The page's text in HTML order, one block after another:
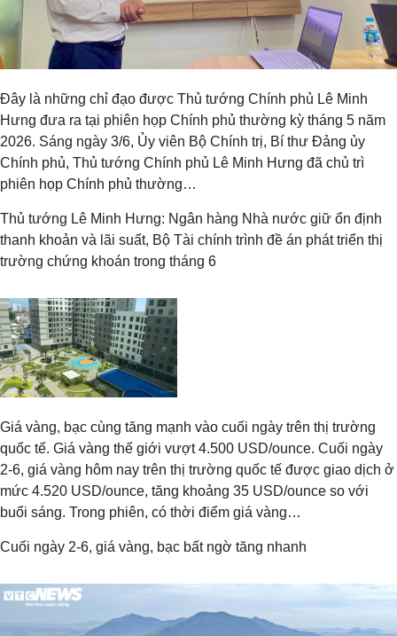
Đây là những chỉ đạo được Thủ tướng Chính phủ Lê Minh
Hưng đưa ra tại phiên họp Chính phủ thường kỳ tháng 5 năm
2026. Sáng ngày 3/6, Ủy viên Bộ Chính trị, Bí thư Đảng ủy
Chính phủ, Thủ tướng Chính phủ Lê Minh Hưng đã chủ trì
phiên họp Chính phủ thường…
Thủ tướng Lê Minh Hưng: Ngân hàng Nhà nước giữ ổn định
thanh khoản và lãi suất, Bộ Tài chính trình đề án phát triển thị
trường chứng khoán trong tháng 6
Giá vàng, bạc cùng tăng mạnh vào cuối ngày trên thị trường
quốc tế. Giá vàng thế giới vượt 4.500 USD/ounce. Cuối ngày
2-6, giá vàng hôm nay trên thị trường quốc tế được giao dịch ở
mức 4.520 USD/ounce, tăng khoảng 35 USD/ounce so với
buổi sáng. Trong phiên, có thời điểm giá vàng…
Cuối ngày 2-6, giá vàng, bạc bất ngờ tăng nhanh